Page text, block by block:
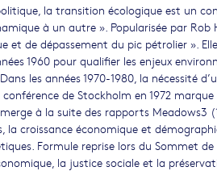
la transition écologique est un
à un autre ». Popularisée par Rob
de dépassement du pic pétrolier ».
1960 pour qualifier les enjeux
les années 1970-1980, la nécessité
de Stockholm en 1972
à la suite des rapports Meadows3
croissance économique et
Formule reprise lors du Sommet de
la justice sociale et la